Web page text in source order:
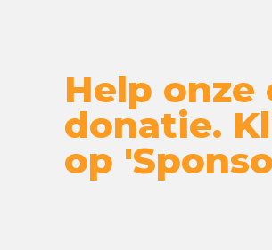
Help onze
donatie.
op